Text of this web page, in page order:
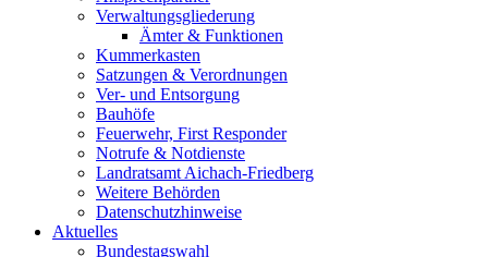
Verwaltungsgliederung
Ämter & Funktionen
Kummerkasten
Satzungen & Verordnungen
Ver- und Entsorgung
Bauhöfe
Feuerwehr, First Responder
Notrufe & Notdienste
Landratsamt Aichach-Friedberg
Weitere Behörden
Datenschutzhinweise
Aktuelles
Bundestagswahl